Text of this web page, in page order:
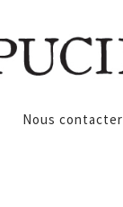
Nous contacter